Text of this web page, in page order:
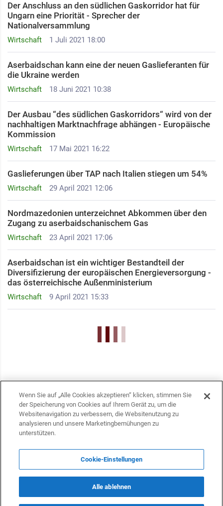
Wirtschaft 1 Juli 2021 18:00
Der Anschluss an den südlichen Gaskorridor hat für
Ungarn eine Priorität - Sprecher der
Nationalversammlung
Wirtschaft 18 Juni 2021 10:38
Aserbaidschan kann eine der neuen Gaslieferanten für
die Ukraine werden
Wirtschaft 17 Mai 2021 16:22
Der Ausbau “des südlichen Gaskorridors“ wird von der
nachhaltigen Marktnachfrage abhängen - Europäische
Kommission
Wirtschaft 29 April 2021 12:06
Gaslieferungen über TAP nach Italien stiegen um 54%
Wirtschaft 23 April 2021 17:06
Nordmazedonien unterzeichnet Abkommen über den
Zugang zu aserbaidschanischem Gas
Wirtschaft 9 April 2021 15:33
Aserbaidschan ist ein wichtiger Bestandteil der
Diversifizierung der europäischen Energieversorgung -
das österreichische Außenministerium
KONTAKTE
Wenn Sie auf „Alle Cookies akzeptieren“ klicken, stimmen Sie
der Speicherung von Cookies auf Ihrem Gerät zu, um die
Websitenavigation zu verbessern, die Websitenutzung zu
analysieren und unsere Marketingbemühungen zu
unterstützen.
Cookie-Einstellungen
Alle ablehnen